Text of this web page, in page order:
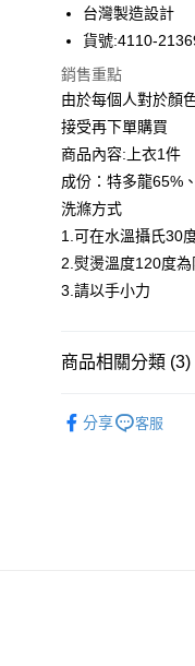
匯豐（台灣）商業
聯邦商業銀行
玉山商業銀行
台新國際商業銀行
台灣樂天信用卡公
全盈+PAY
ATM付款
貨到付款
運送方式
付款後全家取貨
每筆NT$80，滿
每筆NT$80，滿
每筆NT$80，滿
台灣製造設計
貨號:4110-
銷售重點
由於每個人對於顏
接受再下單購買
商品內容:上衣1件
成份：特多龍65%
洗滌方式
1.可在水溫攝氏30
2.熨燙溫度120度為
3.請以手小力
商品相關分類 (3)
分享 客服